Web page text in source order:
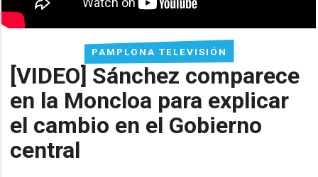
PAMPLONA TELEVISIÓN
[VIDEO] Sánchez comparece
en la Moncloa para explicar
el cambio en el Gobierno
central